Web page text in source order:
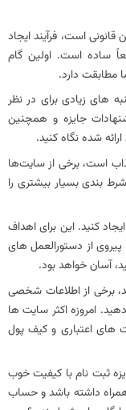
قانونی است، فرآیند ایجاد
ساده است. اولین گام
مطابقت دارد.
های زیادی برای در نظر
جایزه و همچنین
شده نگاه کنید.
است، برخی از سایت‌ها
بندی بسیار بیشتری را
کنید. این برای اهداف
از دستورالعمل‌ های
آسان خواهد بود.
برخی از اطلاعات شخصی
امروزه اکثر سایت ها
های اعتباری و کیف پول
ثبت نام با کیفیت خوب
همراه داشته باشد و حساب